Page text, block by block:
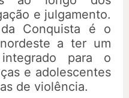
e julgamento.
Conquista é o
a ter um
para o
e adolescentes
de violência.